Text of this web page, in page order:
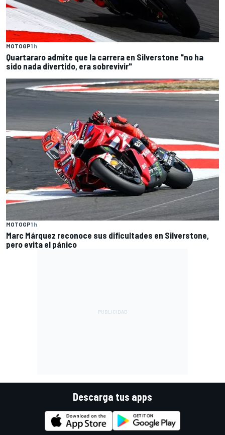
MOTOGP1 h
Quartararo admite que la carrera en Silverstone "no ha
sido nada divertido, era sobrevivir"
MOTOGP1 h
Marc Márquez reconoce sus dificultades en Silverstone,
pero evita el pánico
Descarga tus apps